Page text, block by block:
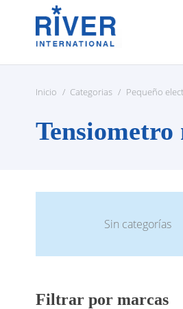
Inicio / Categorias / Pequeño
Tensiometro
Sin categorías
Filtrar por marcas